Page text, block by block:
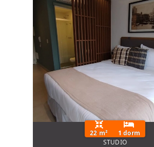
22 m²
1 dorm
STUDIO